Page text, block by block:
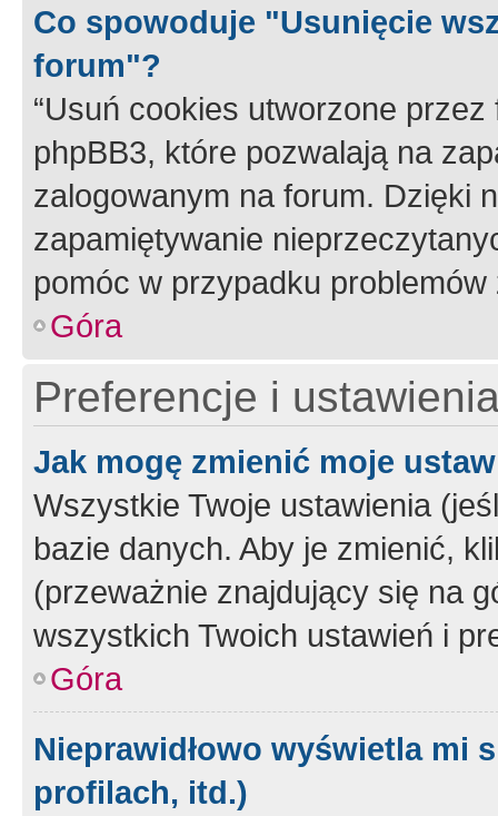
Co spowoduje "Usunięcie
forum"?
“Usuń cookies utworzone
phpBB3, które pozwalają na
zalogowanym na forum. Dzięki
zapamiętywanie
pomóc w przypadku
Góra
Preferencje i
Jak mogę zmienić moje
Wszystkie Twoje ustawienia
bazie danych. Aby je zmienić,
(przeważnie znajdujący się na
wszystkich Twoich ustawień i
Góra
Nieprawidłowo wyświetla mi
profilach, itd.)